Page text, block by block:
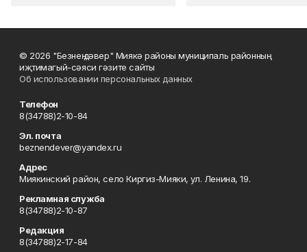
© 2026 "Безнең дәвер" Миякә районы муниципаль районның
иҗтимагый-сәяси гәзите сайты
Об использовании персональных данных
Телефон
8(34788)2-10-84
Эл. почта
beznendever@yandex.ru
Адрес
Миякинский район, село Киргиз-Мияки, ул. Ленина, 19.
Рекламная служба
8(34788)2-10-87
Редакция
8(34788)2-17-84